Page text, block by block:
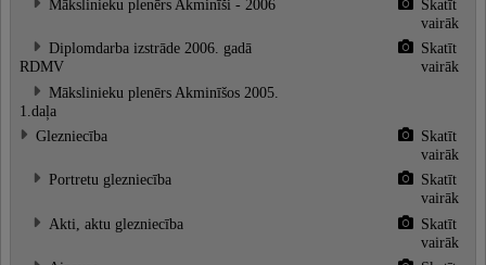
Mākslinieku plenērs Akminīši - 2006
Skatīt
vairāk
Diplomdarba izstrāde 2006. gadā
RDMV
Skatīt
vairāk
Mākslinieku plenērs Akminīšos 2005.
1.daļa
Glezniecība
Skatīt
vairāk
Portretu glezniecība
Skatīt
vairāk
Akti, aktu glezniecība
Skatīt
vairāk